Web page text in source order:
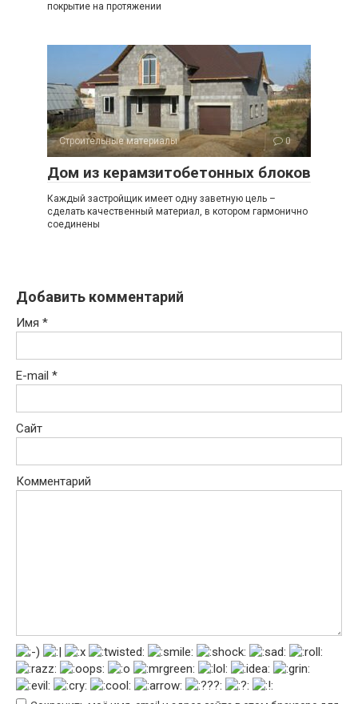
покрытие на протяжении
Строительные материалы 0
Дом из керамзитобетонных блоков
Каждый застройщик имеет одну заветную цель –
сделать качественный материал, в котором гармонично
соединены
Добавить комментарий
Имя *
E-mail *
Сайт
Комментарий